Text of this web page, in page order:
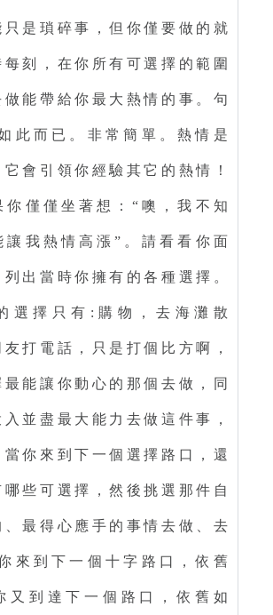
只是瑣碎事，但你僅要做的就
每刻，在你所有可選擇的範圍
做能帶給你最大熱情的事。句
此而已。非常簡單。熱情是
會引領你經驗其它的熱情！
你僅僅坐著想：“噢，我不知
讓我熱情高漲”。請看看你面
出當時你擁有的各種選擇。
選擇只有:購物，去海灘散
打電話，只是打個比方啊，
能讓你動心的那個去做，同
並盡最大能力去做這件事，
你來到下一個選擇路口，還
哪些可選擇，然後挑選那件自
、最得心應手的事情去做、去
來到下一個十字路口，依舊
又到達下一個路口，依舊如